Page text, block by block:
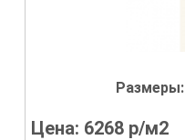
Размеры:
Цена: 6268 р/м2